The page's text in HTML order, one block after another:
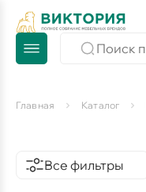
Главная Каталог
Все фильтры